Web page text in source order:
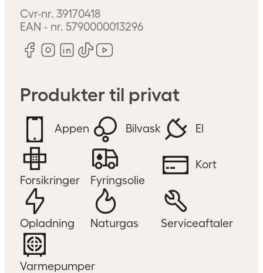
Cvr-nr. 39170418
EAN - nr.5790000013296
Produkter til privat
Appen Bilvask El
Forsikringer Fyringsolie
Kort
Opladning Naturgas Serviceaftaler
Varmepumper